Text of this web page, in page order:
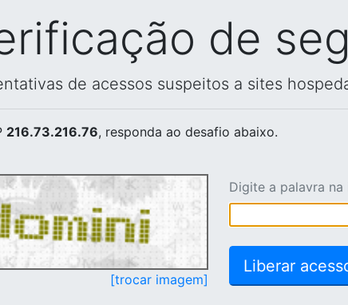
de
de acessos suspeitos a sites
216.73.216.76, responda ao desafio abaixo.
[trocar imagem]
Digite a palavra